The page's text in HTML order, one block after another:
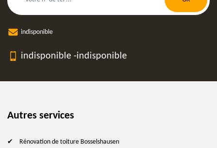
indisponible
indisponible -indisponible
Autres services
Rénovation de toiture Bosselshausen